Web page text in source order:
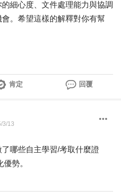
細心度、文件處理能力與協調
。希望這樣的解釋對你有幫
肯定 回覆
3/13
哪些自主學習/考取什麼證
勢。